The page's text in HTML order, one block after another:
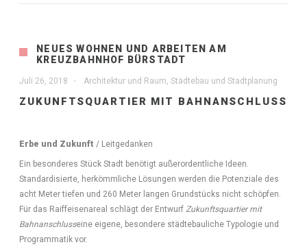
NEUES WOHNEN UND ARBEITEN AM
KREUZBAHNHOF BÜRSTADT
Juli 26, 2018 Architektur und Raum ,Städtebau und Stadtplanung
ZUKUNFTSQUARTIER MIT BAHNANSCHLUSS
Erbe und Zukunft / Leitgedanken
Ein besonderes Stück Stadt benötigt außerordentliche Ideen.
Standardisierte, herkömmliche Lösungen werden die Potenziale des
acht Meter tiefen und 260 Meter langen Grundstücks nicht schöpfen.
Für das Raiffeisenareal schlägt der Entwurf Zukunftsquartier mit
Bahnanschlusseine eigene, besondere städtebauliche Typologie und
Programmatik vor.